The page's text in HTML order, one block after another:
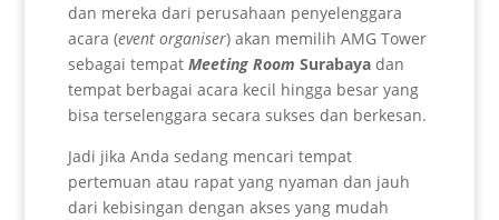
dan mereka dari perusahaan penyelenggara
acara (event organiser) akan memilih AMG Tower
sebagai tempat Meeting Room Surabayadan
tempat berbagai acara kecil hingga besar yang
bisa terselenggara secara sukses dan berkesan.
Jadi jika Anda sedang mencari tempat
pertemuan atau rapat yang nyaman dan jauh
dari kebisingan dengan akses yang mudah